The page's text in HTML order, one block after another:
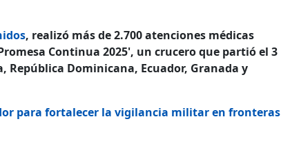
, realizó más de 2.700 atenciones médicas
Continua 2025', un crucero que partió el 3
República Dominicana, Ecuador, Granada y
para fortalecer la vigilancia militar en fronteras